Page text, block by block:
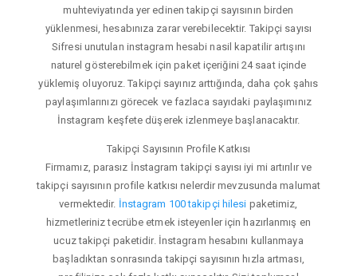
muhteviyatında yer edinen takipçi sayısının birden
yüklenmesi, hesabınıza zarar verebilecektir. Takipçi sayısı
Sifresi unutulan instagram hesabi nasil kapatilir artışını
naturel gösterebilmek için paket içeriğini 24 saat içinde
yüklemiş oluyoruz. Takipçi sayınız arttığında, daha çok şahıs
paylaşımlarınızı görecek ve fazlaca sayıdaki paylaşımınız
İnstagram keşfete düşerek izlenmeye başlanacaktır.
Takipçi Sayısının Profile Katkısı
Firmamız, parasız İnstagram takipçi sayısı iyi mi artırılır ve
takipçi sayısının profile katkısı nelerdir mevzusunda malumat
vermektedir. İnstagram 100 takipçi hilesi paketimiz,
hizmetleriniz tecrübe etmek isteyenler için hazırlanmış en
ucuz takipçi paketidir. İnstagram hesabını kullanmaya
başladıktan sonrasında takipçi sayısının hızla artması,